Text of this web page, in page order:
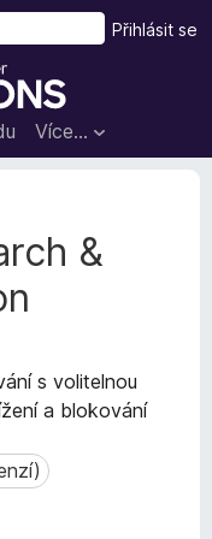
Více…
Přihlásit se
&
s volitelnou
a blokování